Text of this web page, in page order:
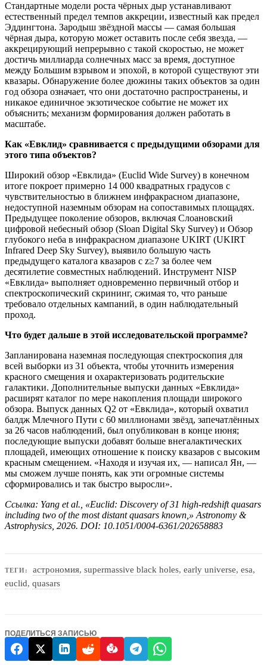
Стандартные модели роста чёрных дыр устанавливают
естественный предел темпов аккреции, известный как предел
Эддингтона. Зародыш звёздной массы — самая большая
чёрная дыра, которую может оставить после себя звезда, —
аккрецирующий непрерывно с такой скоростью, не может
достичь миллиарда солнечных масс за время, доступное
между Большим взрывом и эпохой, в которой существуют эти
квазары. Обнаружение более дюжины таких объектов за один
год обзора означает, что они достаточно распространены, и
никакое единичное экзотическое событие не может их
объяснить; механизм формирования должен работать в
масштабе.
Как «Евклид» сравнивается с предыдущими обзорами для
этого типа объектов?
Широкий обзор «Евклида» (Euclid Wide Survey) в конечном
итоге покроет примерно 14 000 квадратных градусов с
чувствительностью в ближнем инфракрасном диапазоне,
недоступной наземным обзорам на сопоставимых площадях.
Предыдущее поколение обзоров, включая Слоановский
цифровой небесный обзор (Sloan Digital Sky Survey) и Обзор
глубокого неба в инфракрасном диапазоне UKIRT (UKIRT
Infrared Deep Sky Survey), выявило большую часть
предыдущего каталога квазаров с z≥7 за более чем
десятилетие совместных наблюдений. Инструмент NISP
«Евклида» выполняет одновременно первичный отбор и
спектроскопический скрининг, сжимая то, что раньше
требовало отдельных кампаний, в один наблюдательный
проход.
Что будет дальше в этой исследовательской программе?
Запланирована наземная последующая спектроскопия для
всей выборки из 31 объекта, чтобы уточнить измерения
красного смещения и охарактеризовать родительские
галактики. Дополнительные выпуски данных «Евклида»
расширят каталог по мере накопления площади широкого
обзора. Выпуск данных Q2 от «Евклида», который охватил
балдж Млечного Пути с 60 миллионами звёзд, запечатлённых
за 26 часов наблюдений, был опубликован в конце июня;
последующие выпуски добавят больше внегалактических
площадей, имеющих отношение к поиску квазаров с высоким
красным смещением. «Находя и изучая их, — написал Ян, —
мы сможем лучше понять, как эти огромные системы
сформировались и так быстро выросли».
Ссылка: Yang et al., «Euclid: Discovery of 31 high-redshift quasars
including two of the most distant quasars known,» Astronomy &
Astrophysics, 2026. DOI: 10.1051/0004-6361/202658883
ТЕГИ: астрономия,supermassive black holes,early universe,esa,
euclid, quasars
ПОДЕЛИТЬСЯ ЗАПИСЬЮ